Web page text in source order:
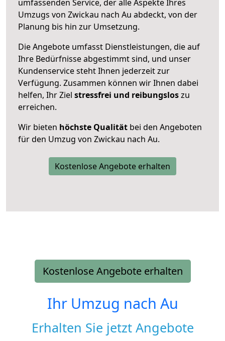
umfassenden Service, der alle Aspekte Ihres
Umzugs von Zwickau nach Au abdeckt, von der
Planung bis hin zur Umsetzung.
Die Angebote umfasst Dienstleistungen, die auf
Ihre Bedürfnisse abgestimmt sind, und unser
Kundenservice steht Ihnen jederzeit zur
Verfügung. Zusammen können wir Ihnen dabei
helfen, Ihr Ziel stressfrei und reibungsloszu
erreichen.
Wir bieten höchste Qualität bei den Angeboten
für den Umzug von Zwickau nach Au.
Kostenlose Angebote erhalten
Kostenlose Angebote erhalten
Ihr Umzug nach Au
Erhalten Sie jetzt Angebote